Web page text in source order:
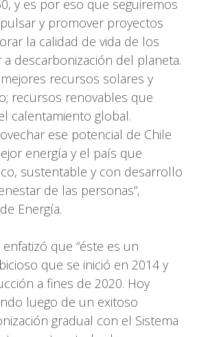
y es por eso que seguiremos
y promover proyectos
la calidad de vida de los
descarbonización del planeta.
recursos solares y
recursos renovables que
calentamiento global.
ese potencial de Chile
energía y el país que
sustentable y con desarrollo
de las personas”,
Energía.
enfatizó que “éste es un
que se inició en 2014 y
a fines de 2020. Hoy
luego de un exitoso
gradual con el Sistema